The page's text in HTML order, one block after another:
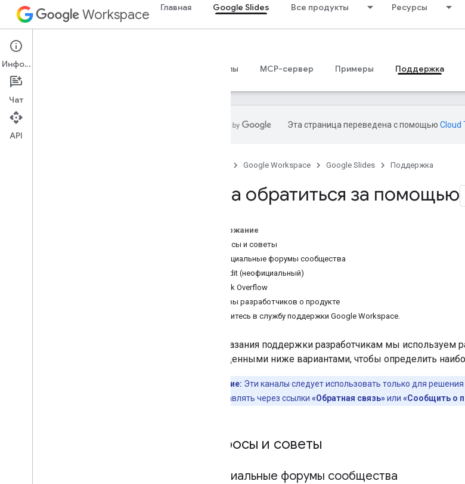
Workspace Главная Google Slides Все продукты Ресурсы
Google Slides
Обзор Справочные материалы MCP-сервер Примеры Поддержка
Эта страница переведена с помощью Cloud
Google Workspace Google Slides Поддержка
Куда обратиться за помощью
Содержание
Вопросы и советы
Официальные форумы сообщества
Reddit (неофициальный)
Stack Overflow
Отзывы разработчиков о продукте
Обратитесь в службу поддержки Google Workspace.
Для оказания поддержки разработчикам мы используем
приведенными ниже вариантами, чтобы определить
Примечание: Эти каналы следует использовать только для решения
следует отправлять через ссылки «Обратная связь»или «Сообщить о
Вопросы и советы
Официальные форумы сообщества
Информация
Чат
API